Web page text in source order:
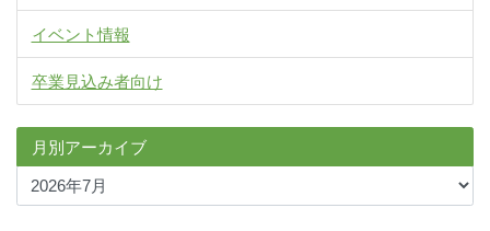
イベント情報
卒業見込み者向け
月別アーカイブ